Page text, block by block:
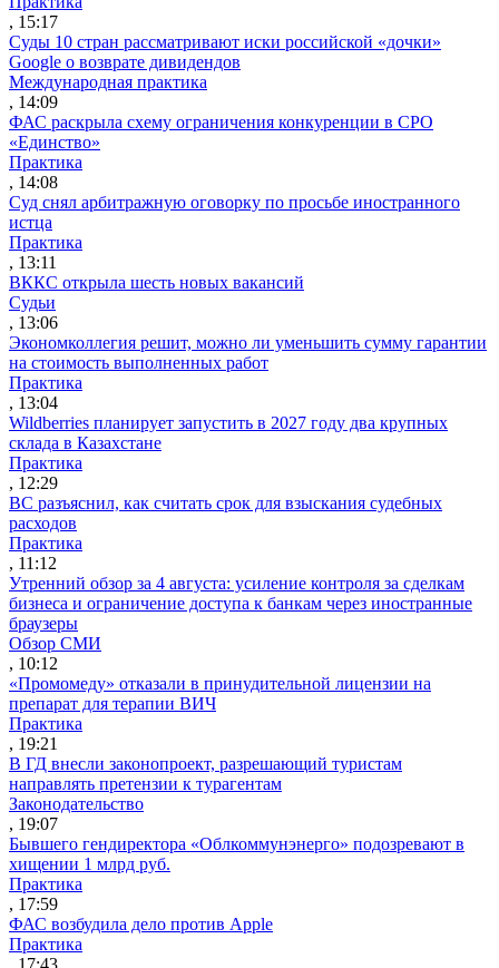
, 15:17
Суды 10 стран рассматривают иски российской «дочки»
Google о возврате дивидендов
Международная практика
, 14:09
ФАС раскрыла схему ограничения конкуренции в СРО
«Единство»
Практика
, 14:08
Суд снял арбитражную оговорку по просьбе иностранного
истца
Практика
, 13:11
ВККС открыла шесть новых вакансий
Судьи
, 13:06
Экономколлегия решит, можно ли уменьшить сумму гарантии
на стоимость выполненных работ
Практика
, 13:04
Wildberries планирует запустить в 2027 году два крупных
склада в Казахстане
Практика
, 12:29
ВС разъяснил, как считать срок для взыскания судебных
расходов
Практика
, 11:12
Утренний обзор за 4 августа: усиление контроля за сделкам
бизнеса и ограничение доступа к банкам через иностранные
браузеры
Обзор СМИ
, 10:12
«Промомеду» отказали в принудительной лицензии на
препарат для терапии ВИЧ
Практика
, 19:21
В ГД внесли законопроект, разрешающий туристам
направлять претензии к турагентам
Законодательство
, 19:07
Бывшего гендиректора «Облкоммунэнерго» подозревают в
хищении 1 млрд руб.
Практика
, 17:59
ФАС возбудила дело против Apple
Практика
, 17:43